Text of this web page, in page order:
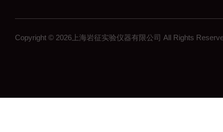
Copyright © 2026上海岩征实验仪器有限公司 All Rights